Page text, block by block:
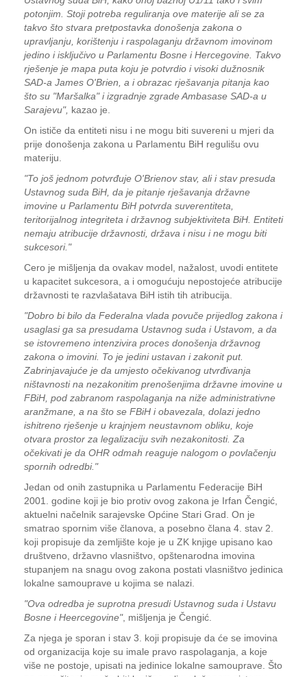
potonjim. Stoji potreba reguliranja ove materije ali se za
takvo što stvara pretpostavka donošenja zakona o
upravljanju, korištenju i raspolaganju državnom imovinom
jedino i isključivo u Parlamentu Bosne i Hercegovine. Takvo
rješenje je mapa puta koju je potvrdio i visoki dužnosnik
SAD-a James O'Brien, a i obrazac rješavanja pitanja kao
što su "Maršalka" i izgradnje zgrade Ambasase SAD-a u
Sarajevu", kazao je.
On ističe da entiteti nisu i ne mogu biti suvereni u mjeri da
prije donošenja zakona u Parlamentu BiH regulišu ovu
materiju.
"To još jednom potvrđuje O'Brienov stav, ali i stav presuda
Ustavnog suda BiH, da je pitanje rješavanja državne
imovine u Parlamentu BiH potvrda suverentiteta,
teritorijalnog integriteta i državnog subjektiviteta BiH. Entiteti
nemaju atribucije državnosti, država i nisu i ne mogu biti
sukcesori."
Cero je mišljenja da ovakav model, nažalost, uvodi entitete
u kapacitet sukcesora, a i omogućuju nepostojeće atribucije
državnosti te razvlašatava BiH istih tih atribucija.
"Dobro bi bilo da Federalna vlada povuče prijedlog zakona i
usaglasi ga sa presudama Ustavnog suda i Ustavom, a da
se istovremeno intenzivira proces donošenja državnog
zakona o imovini. To je jedini ustavan i zakonit put.
Zabrinjavajuće je da umjesto očekivanog utvrđivanja
ništavnosti na nezakonitim prenošenjima državne imovine u
FBiH, pod zabranom raspolaganja na niže administrativne
aranžmane, a na što se FBiH i obavezala, dolazi jedno
ishitreno rješenje u krajnjem neustavnom obliku, koje
otvara prostor za legalizaciju svih nezakonitosti. Za
očekivati je da OHR odmah reaguje nalogom o povlačenju
spornih odredbi."
Jedan od onih zastupnika u Parlamentu Federacije BiH
2001. godine koji je bio protiv ovog zakona je Irfan Čengić,
aktuelni načelnik sarajevske Općine Stari Grad. On je
smatrao spornim više članova, a posebno člana 4. stav 2.
koji propisuje da zemljište koje je u ZK knjige upisano kao
društveno, državno vlasništvo, opštenarodna imovina
stupanjem na snagu ovog zakona postati vlasništvo jedinica
lokalne samouprave u kojima se nalazi.
"Ova odredba je suprotna presudi Ustavnog suda i Ustavu
Bosne i Heercegovine", mišljenja je Čengić.
Za njega je sporan i stav 3. koji propisuje da će se imovina
od organizacija koje su imale pravo raspolaganja, a koje
više ne postoje, upisati na jedinice lokalne samouprave. Što